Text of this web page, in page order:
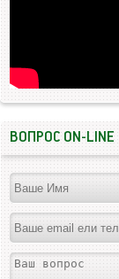
ВОПРОС ON-LINE